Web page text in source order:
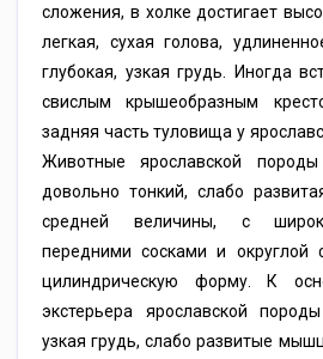
сложения, в холке достигает
легкая, сухая голова,
глубокая, узкая грудь. Иногда
свислым крышеобразным
задняя часть туловища у
Животные ярославской породы
довольно тонкий, слабо
средней величины, с
передними сосками и
цилиндрическую форму. К
экстерьера ярославской
узкая грудь, слабо развитые